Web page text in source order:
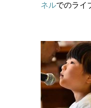
ネルでのライ